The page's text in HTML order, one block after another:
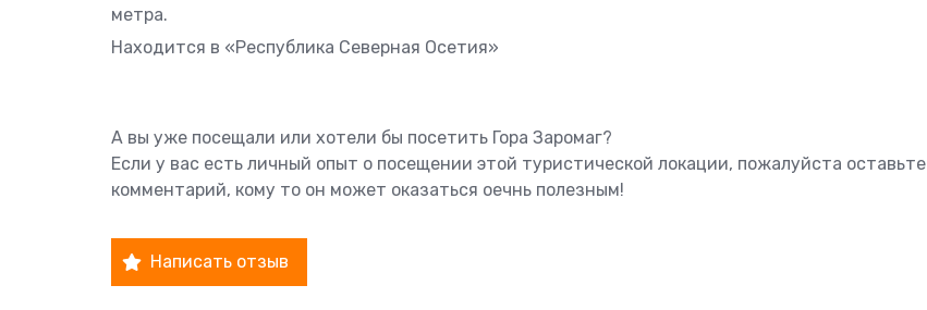
метра.
Находится в «Республика Северная Осетия»
А вы уже посещали или хотели бы посетить Гора Заромаг?
Если у вас есть личный опыт о посещении этой туристической локации, пожалуйста оставьте
комментарий, кому то он может оказаться оечнь полезным!
Написать отзыв